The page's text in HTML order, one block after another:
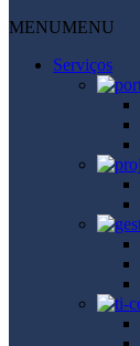
MENUMENU
Serviços